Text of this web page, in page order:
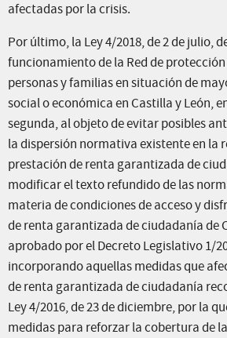
afectadas por la crisis.
Por último, la Ley 4/2018, de 2 de julio,
funcionamiento de la Red de
personas y familias en situación de
social o económica en Castilla y León,
segunda, al objeto de evitar posibles
la dispersión normativa existente en la
prestación de renta garantizada de
modificar el texto refundido de las
materia de condiciones de acceso y
de renta garantizada de ciudadanía de
aprobado por el Decreto Legislativo 1/
incorporando aquellas medidas que
de renta garantizada de ciudadanía
Ley 4/2016, de 23 de diciembre, por la
medidas para reforzar la cobertura de